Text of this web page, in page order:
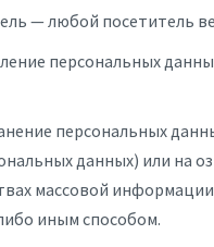
— любой посетитель
персональных
персональных
данных) или на
массовой
иным способом.